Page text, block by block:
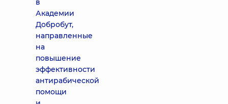
в
Академии
Добробут,
направленные
на
повышение
эффективности
антирабической
помощи